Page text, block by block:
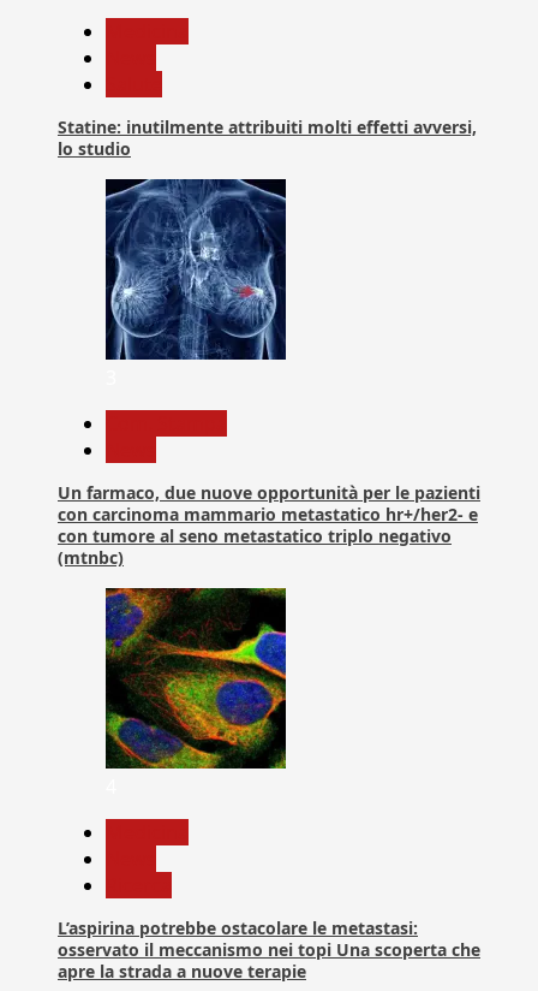
Statine: inutilmente attribuiti molti effetti avversi,
lo studio
Un farmaco, due nuove opportunità per le pazienti
con carcinoma mammario metastatico hr+/her2- e
con tumore al seno metastatico triplo negativo
(mtnbc)
L’aspirina potrebbe ostacolare le metastasi:
osservato il meccanismo nei topi Una scoperta che
apre la strada a nuove terapie